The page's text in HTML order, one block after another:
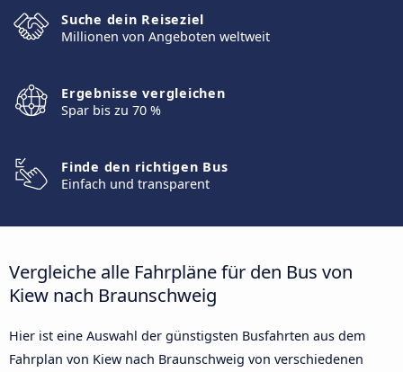
Suche dein Reiseziel
Millionen von Angeboten weltweit
Ergebnisse vergleichen
Spar bis zu 70 %
Finde den richtigen Bus
Einfach und transparent
Vergleiche alle Fahrpläne für den Bus von
Kiew nach Braunschweig
Hier ist eine Auswahl der günstigsten Busfahrten aus dem
Fahrplan von Kiew nach Braunschweig von verschiedenen